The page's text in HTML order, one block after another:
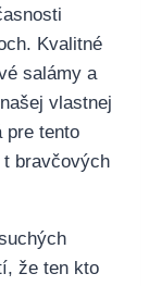
Kvalitné
salámy a
vlastnej
pre tento
bravčových
že ten kto